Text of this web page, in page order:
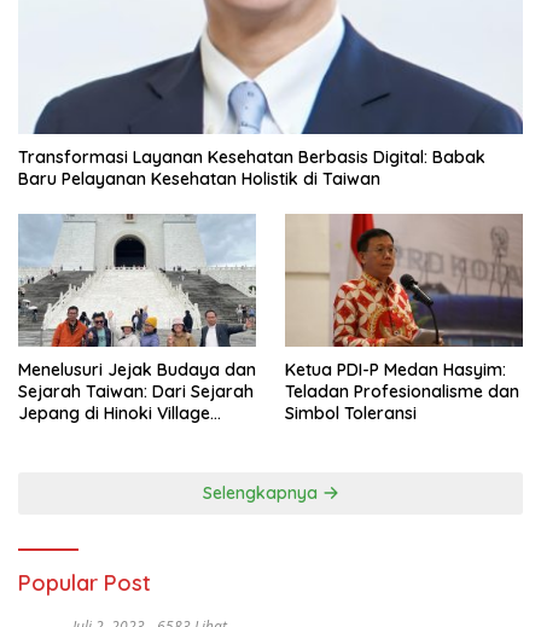
Transformasi Layanan Kesehatan Berbasis Digital: Babak
Baru Pelayanan Kesehatan Holistik di Taiwan
Menelusuri Jejak Budaya dan
Sejarah Taiwan: Dari Sejarah
Jepang di Hinoki Village
Ketua PDI-P Medan Hasyim:
Teladan Profesionalisme dan
Simbol Toleransi
Selengkapnya
Popular Post